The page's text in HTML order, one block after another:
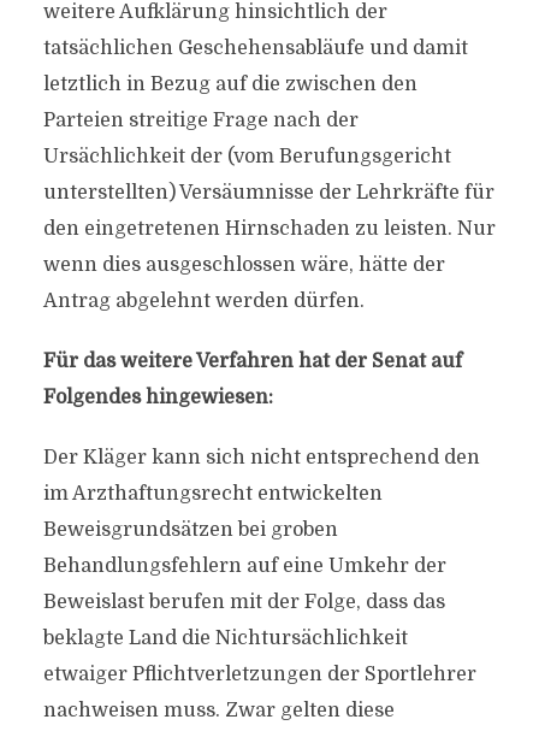
weitere Aufklärung hinsichtlich der
tatsächlichen Geschehensabläufe und damit
letztlich in Bezug auf die zwischen den
Parteien streitige Frage nach der
Ursächlichkeit der (vom Berufungsgericht
unterstellten) Versäumnisse der Lehrkräfte für
den eingetretenen Hirnschaden zu leisten. Nur
wenn dies ausgeschlossen wäre, hätte der
Antrag abgelehnt werden dürfen.
Für das weitere Verfahren hat der Senat auf
Folgendes hingewiesen:
Der Kläger kann sich nicht entsprechend den
im Arzthaftungsrecht entwickelten
Beweisgrundsätzen bei groben
Behandlungsfehlern auf eine Umkehr der
Beweislast berufen mit der Folge, dass das
beklagte Land die Nichtursächlichkeit
etwaiger Pflichtverletzungen der Sportlehrer
nachweisen muss. Zwar gelten diese